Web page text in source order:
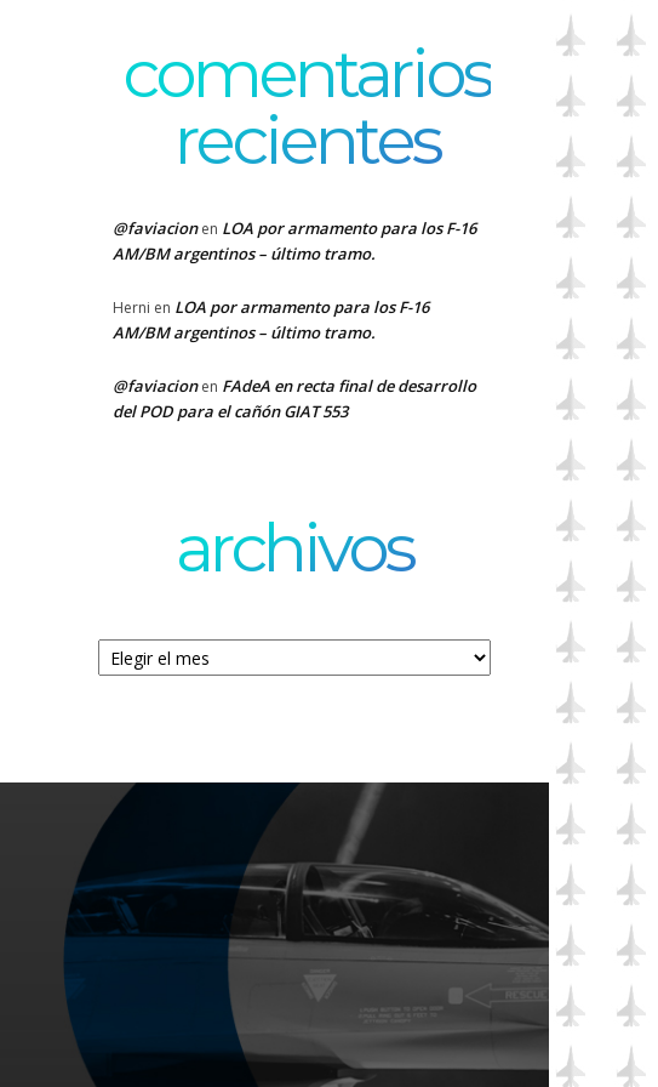
comentarios
recientes
@faviacionen LOA por armamento para los F-16
AM/BM argentinos – último tramo.
Herni en LOA por armamento para los F-16
AM/BM argentinos – último tramo.
@faviacionen FAdeA en recta final de desarrollo
del POD para el cañón GIAT 553
archivos
Archivos